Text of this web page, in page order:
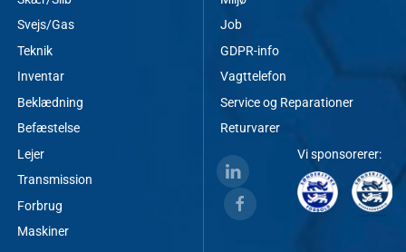
Svejs/Gas
Teknik
Inventar
Beklædning
Befæstelse
Lejer
Transmission
Forbrug
Maskiner
Job
GDPR-info
Vagttelefon
Service og Reparationer
Returvarer
Vi sponsorerer: